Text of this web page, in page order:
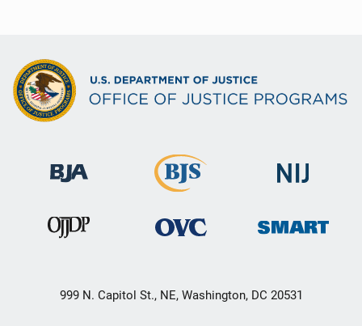
999 N. Capitol St., NE, Washington, DC 20531